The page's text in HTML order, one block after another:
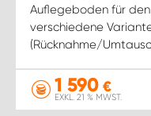
Auflegeboden für
verschiedene
(Rücknahme/
1 590 €
EXKL. 21 % MWST.